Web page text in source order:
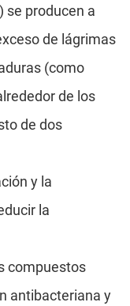
se producen a
de lágrimas
(como
de los
de dos
y la
la
compuestos
antibacteriana y